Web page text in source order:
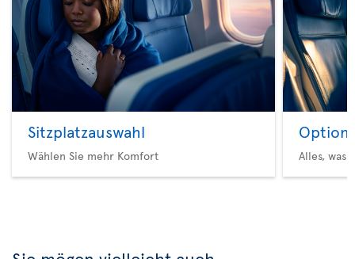
Sitzplatzauswahl
Wählen Sie mehr Komfort
Option
Alles, was